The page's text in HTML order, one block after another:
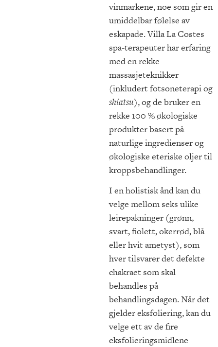
vinmarkene, noe som gir en
umiddelbar følelse av
eskapade. Villa La Costes
spa-terapeuter har erfaring
med en rekke
massasjeteknikker
(inkludert fotsoneterapi og
shiatsu), og de bruker en
rekke 100 % økologiske
produkter basert på
naturlige ingredienser og
økologiske eteriske oljer til
kroppsbehandlinger.
I en holistisk ånd kan du
velge mellom seks ulike
leirepakninger (grønn,
svart, fiolett, okerrød, blå
eller hvit ametyst), som
hver tilsvarer det defekte
chakraet som skal
behandles på
behandlingsdagen. Når det
gjelder eksfoliering, kan du
velge ett av de fire
eksfolieringsmidlene